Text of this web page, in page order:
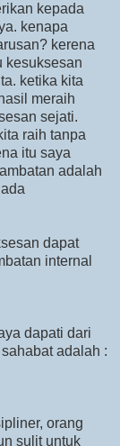
kepada
kenapa
kerena
kesuksesan
ketika kita
meraih
sejati.
raih tanpa
itu saya
adalah
dapat
internal
dapati dari
adalah :
orang
sulit untuk